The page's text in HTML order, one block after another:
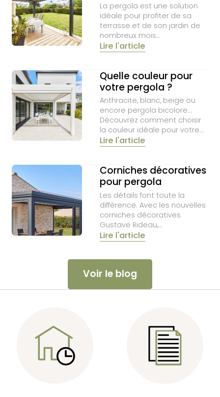
La pergola est une solution
idéale pour profiter de sa
terrasse et de son jardin de
nombreux mois
supplémentaires dans…
Lire l'article
Quelle couleur pour
votre pergola ?
Anthracite, blanc, beige ou
encore pergola bicolore…
Découvrez comment choisir
la couleur idéale pour votre
pergola selon votre
habitation, votre…
Lire l'article
Corniches décoratives
pour pergola
Les détails font toute la
différence. Avec les nouvelles
corniches décoratives
Gustave Rideau,
personnalisez votre pergola
selon vos envies et…
Lire l'article
Voir le blog